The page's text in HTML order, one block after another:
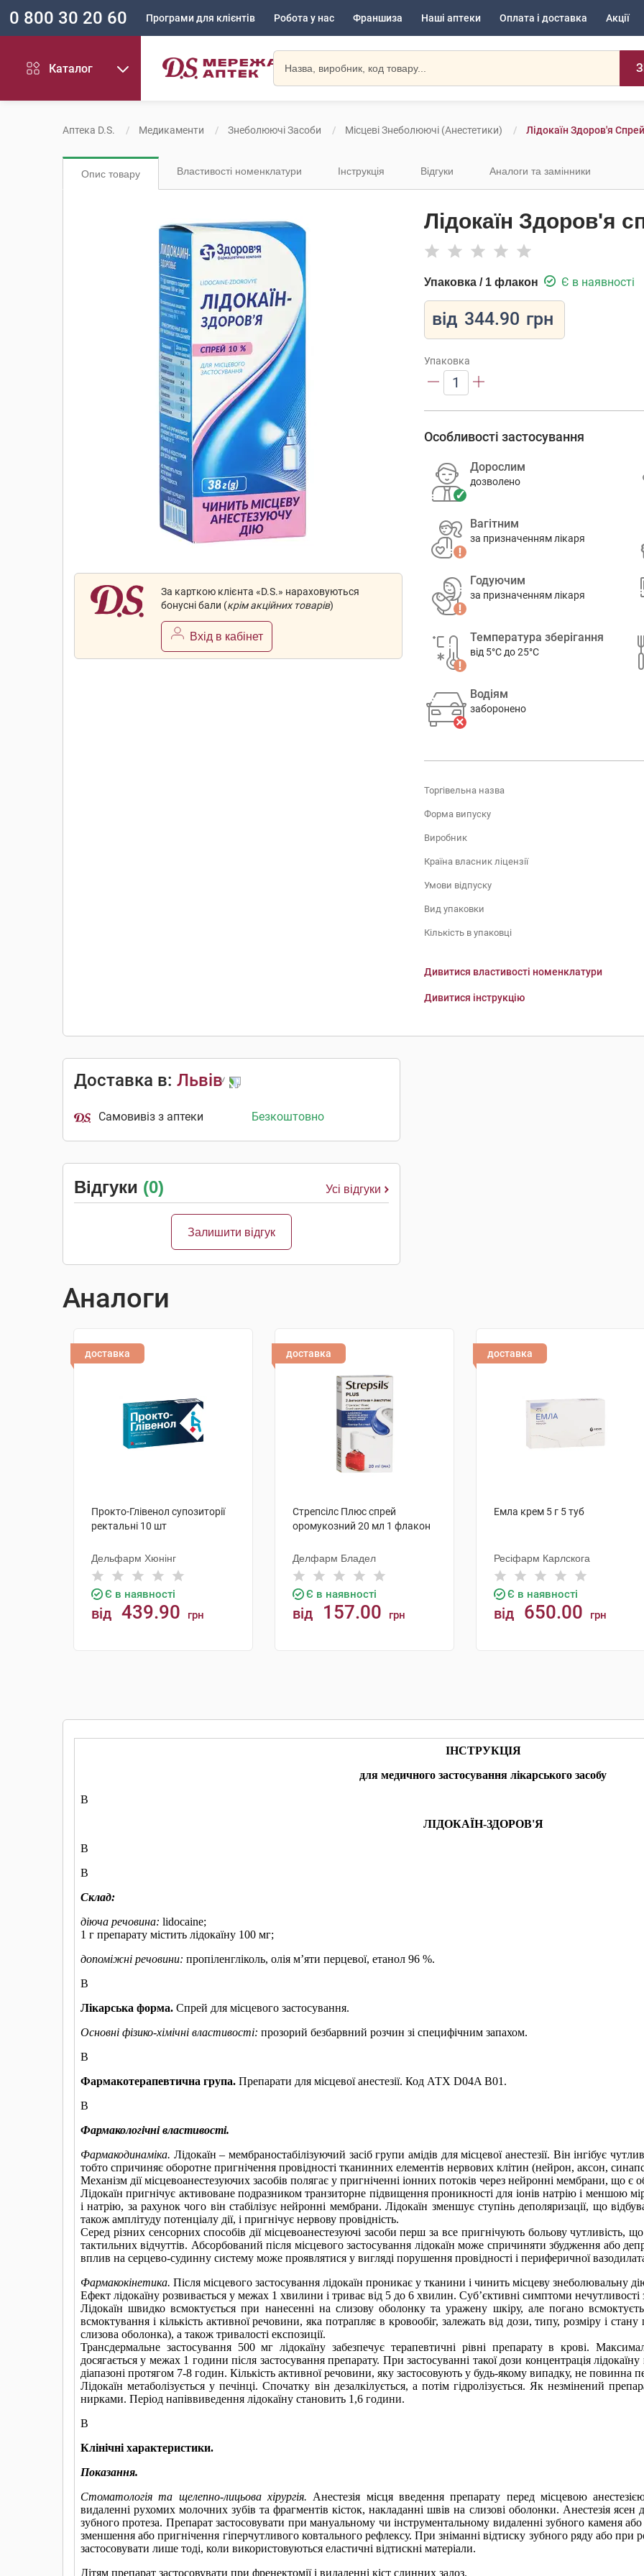
0 800 30 20 60 Програми для клієнтів Робота у нас Франшиза Наші аптеки Оплата і доставка Акції
Каталог
Аптека D.S. Медикаменти Знеболюючі Засоби Місцеві Знеболюючі (анестетики) Лідокаїн Здоров'я
Опис товару Властивості номенклатури Інструкція Відгуки Аналоги та замінники
За карткою клієнта «D.S.» нараховуються
бонусні бали (крім акційних товарів)
Вхід в кабінет
Лідокаїн Здоров'я
Упаковка / 1 флакон Є в наявності
від 344.90 грн
Упаковка
1
Особливості застосування
Дорослим
дозволено
Вагітним
за призначенням лікаря
Годуючим
за призначенням лікаря
Температура зберігання
від 5°C до 25°C
Водіям
заборонено
Торгівельна назва
Форма випуску
Виробник
Країна власник ліцензії
Умови відпуску
Вид упаковки
Кількість в упаковці
Дивитися властивості номенклатури
Дивитися інструкцію
Доставка в: Львів
Самовивіз з аптеки Безкоштовно
Відгуки (0) Усі відгуки
Залишити відгук
Аналоги
доставка
Прокто-Глівенол супозиторії
ректальні 10 шт
Дельфарм Хюнінг
Є в наявності
від 439.90 грн
доставка
Стрепсілс Плюс спрей
оромукозний 20 мл 1 флакон
Делфарм Бладел
Є в наявності
від 157.00 грн
доставка
Емла крем 5 г 5 туб
Ресіфарм Карлскога
Є в наявності
від 650.00 грн